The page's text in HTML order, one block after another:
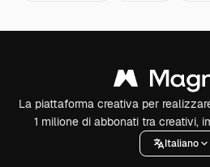
La piattaforma creativa per
1 milione di abbonati tra creativi,
Italiano